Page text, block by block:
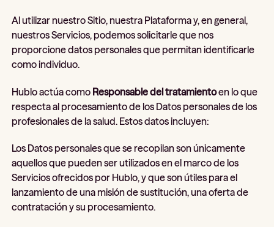
Al utilizar nuestro Sitio, nuestra Plataforma y, en general,
nuestros Servicios, podemos solicitarle que nos
proporcione datos personales que permitan identificarle
como individuo.
Hublo actúa como Responsable del tratamientoen lo que
respecta al procesamiento de los Datos personales de los
profesionales de la salud. Estos datos incluyen:
Los Datos personales que se recopilan son únicamente
aquellos que pueden ser utilizados en el marco de los
Servicios ofrecidos por Hublo, y que son útiles para el
lanzamiento de una misión de sustitución, una oferta de
contratación y su procesamiento.